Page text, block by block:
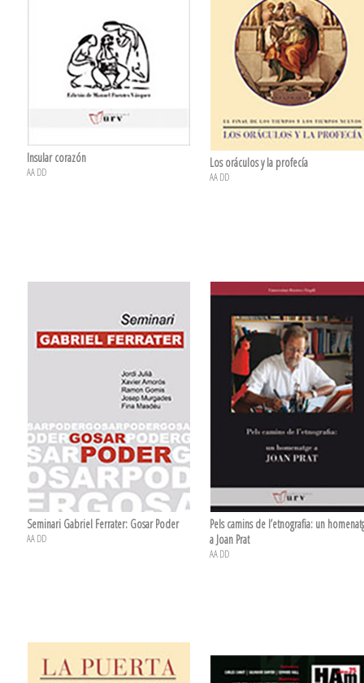
Insular corazón
AA DD
Los oráculos y la profecía
AA DD
Seminari Gabriel Ferrater: Gosar Poder
AA DD
Pels camins de l’etnografia: un
a Joan Prat
AA DD